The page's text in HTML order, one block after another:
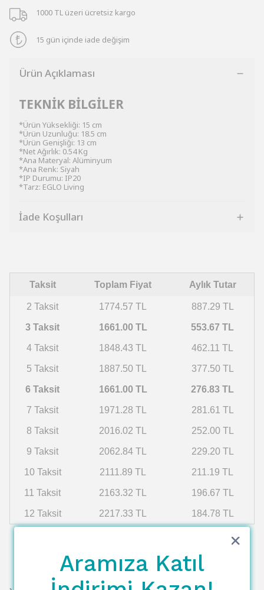
1000 TL üzeri ücretsiz kargo
15 gün içinde iade değişim
Ürün Açıklaması
TEKNİK BİLGİLER
*Ürün Yüksekliği: 15 cm
*Ürün Uzunluğu: 18.5 cm
*Ürün Genişliği: 13 cm
*Net Ağırlık: 0.54 Kg
*Ana Materyal: Alüminyum
*Ana Renk: Siyah
*IP Durumu: IP20
*Tarz: EGLO Living
İade Koşulları
Taksit Toplam Fiyat Aylık Tutar
2 Taksit 1774.57 TL 887.29 TL
3 Taksit 1661.00 TL 553.67 TL
4 Taksit 1848.43 TL 462.11 TL
5 Taksit 1887.50 TL 377.50 TL
6 Taksit 1661.00 TL 276.83 TL
7 Taksit 1971.28 TL 281.61 TL
8 Taksit 2016.02 TL 252.00 TL
9 Taksit 2062.84 TL 229.20 TL
10 Taksit 2111.89 TL 211.19 TL
11 Taksit 2163.32 TL 196.67 TL
12 Taksit 2217.33 TL 184.78 TL
Aramıza Katıl